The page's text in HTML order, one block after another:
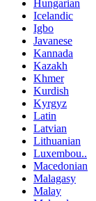
Hungarian
Icelandic
Igbo
Javanese
Kannada
Kazakh
Khmer
Kurdish
Kyrgyz
Latin
Latvian
Lithuanian
Luxembou..
Macedonian
Malagasy
Malay